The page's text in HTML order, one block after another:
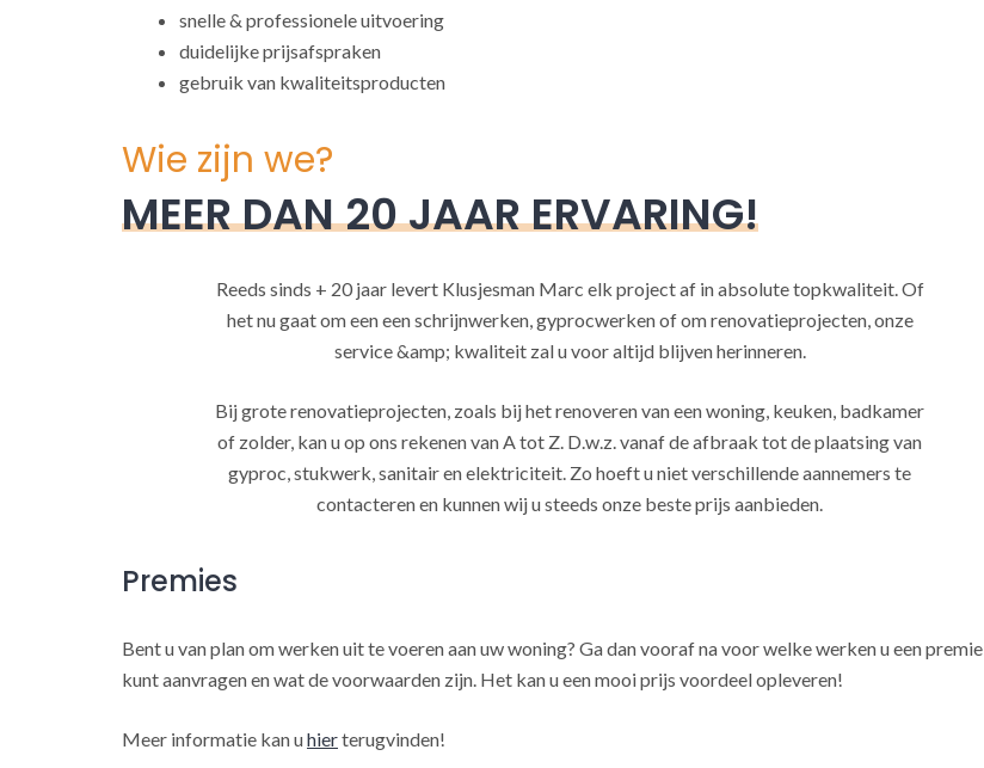
snelle & professionele uitvoering
duidelijke prijsafspraken
gebruik van kwaliteitsproducten
Wie zijn we?
MEER DAN 20 JAAR ERVARING!
Reeds sinds + 20 jaar levert Klusjesman Marc elk project af in absolute topkwaliteit. Of
het nu gaat om een een schrijnwerken, gyprocwerken of om renovatieprojecten, onze
service &amp; kwaliteit zal u voor altijd blijven herinneren.
Bij grote renovatieprojecten, zoals bij het renoveren van een woning, keuken, badkamer
of zolder, kan u op ons rekenen van A tot Z. D.w.z. vanaf de afbraak tot de plaatsing van
gyproc, stukwerk, sanitair en elektriciteit. Zo hoeft u niet verschillende aannemers te
contacteren en kunnen wij u steeds onze beste prijs aanbieden.
Premies
Bent u van plan om werken uit te voeren aan uw woning? Ga dan vooraf na voor welke werken u een premie
kunt aanvragen en wat de voorwaarden zijn. Het kan u een mooi prijs voordeel opleveren!
Meer informatie kan uhierterugvinden!